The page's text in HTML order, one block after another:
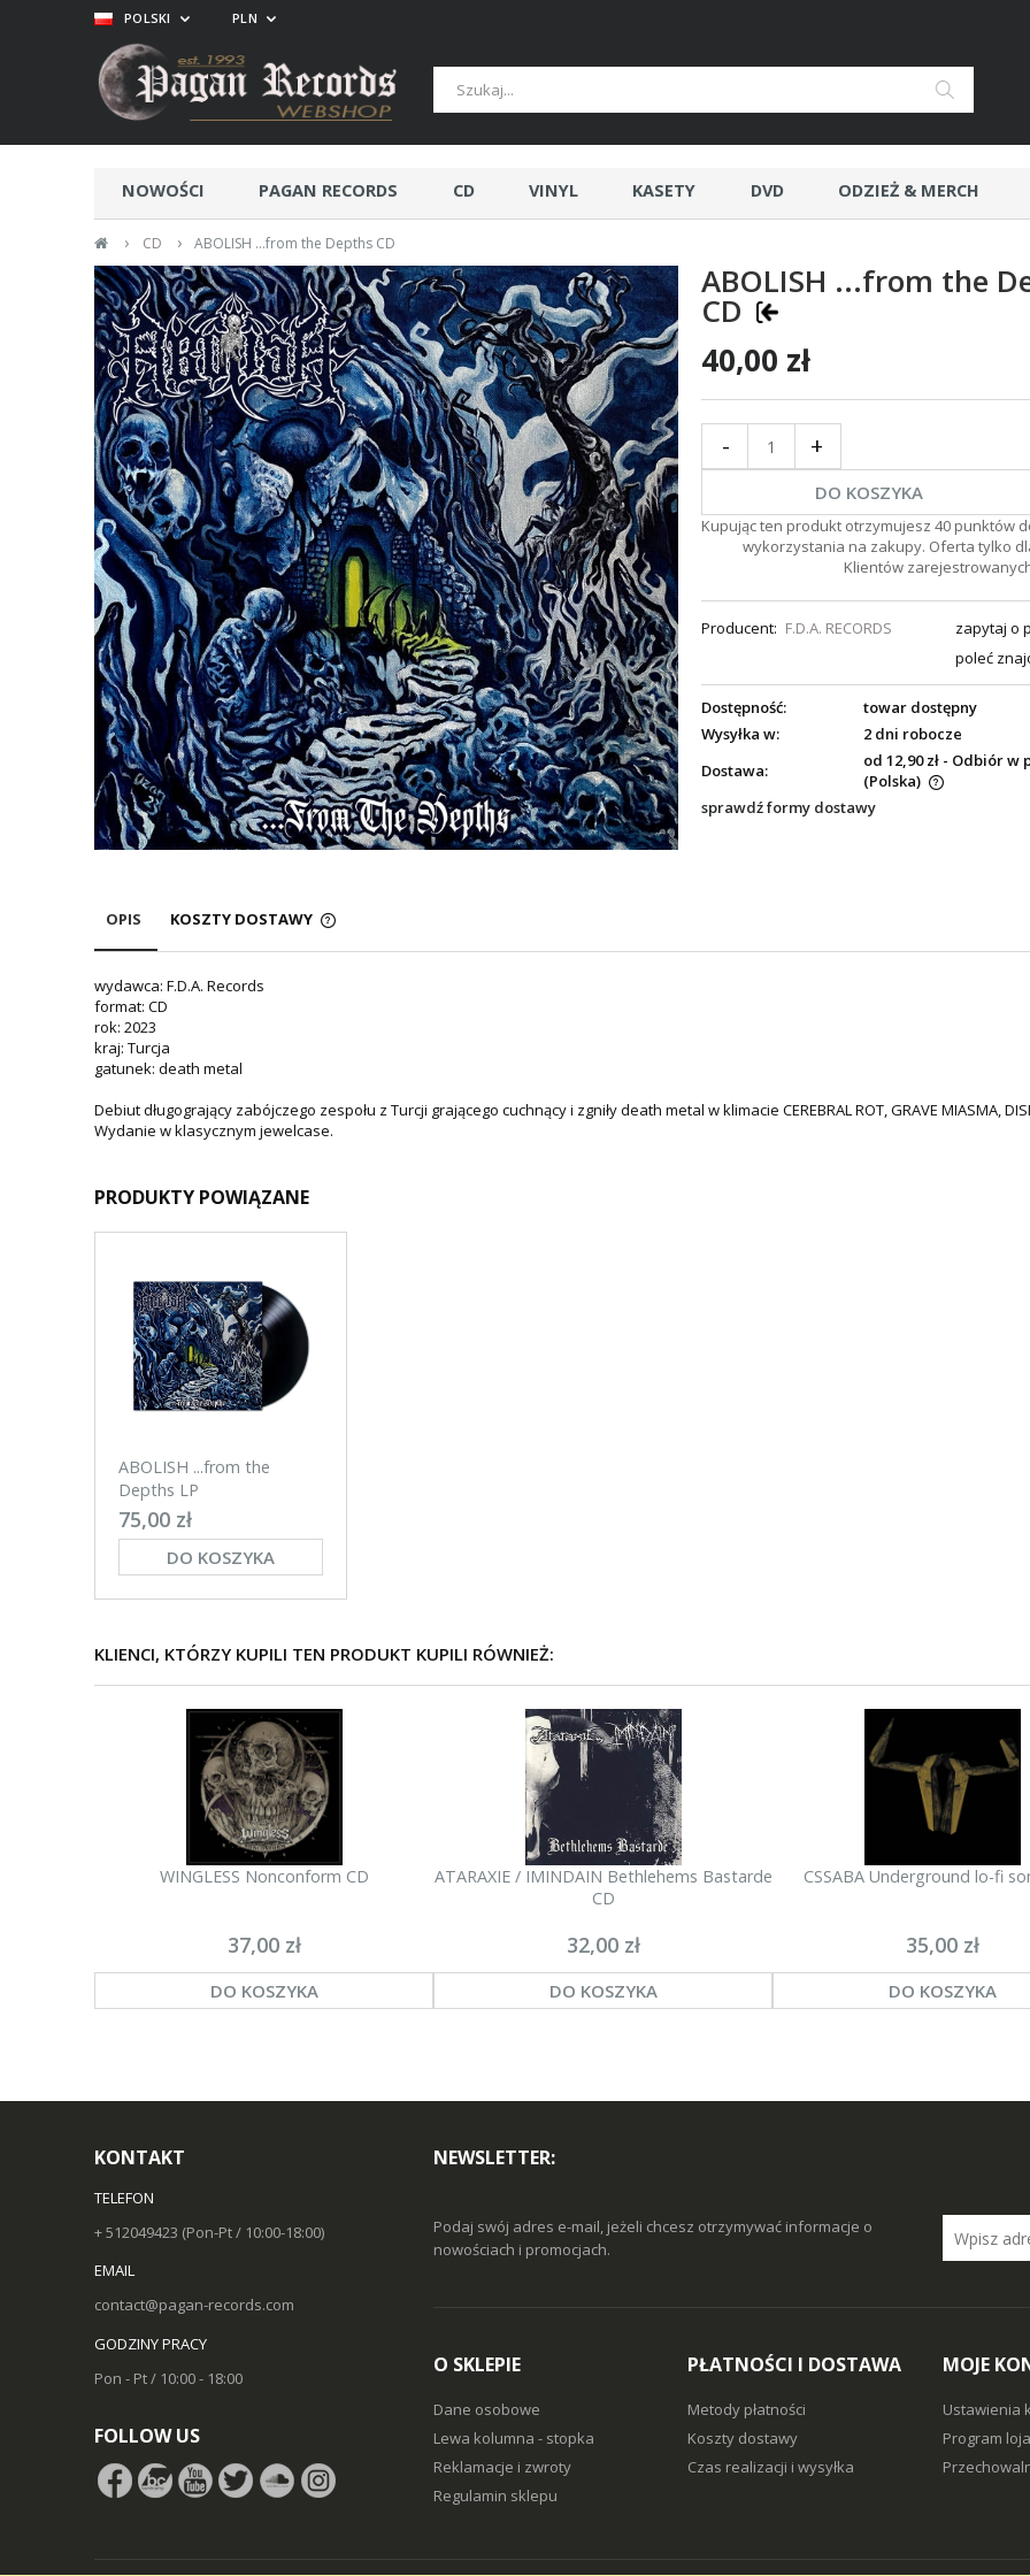
NOWOŚCI PAGAN RECORDS CD VINYL KASETY DVD ODZIEŻ & MERCH
› CD › ABOLISH ...from the Depths CD
POLSKI PLN
ABOLISH ...from the
CD
40,00 zł
- +
DO KOSZYKA
Kupując ten produkt otrzymujesz 40 punktów
wykorzystania na zakupy. Oferta tylko
Klientów
Producent: F.D.A. RECORDS
zapytaj o
poleć
Dostępność:
towar dostępny
Wysyłka w:
2 dni robocze
Dostawa:
od 12,90 zł - Odbiór w
(Polska)
sprawdź formy dostawy
OPIS KOSZTY DOSTAWY
wydawca: F.D.A. Records
format: CD
rok: 2023
kraj: Turcja
gatunek: death metal
Debiut długogrający zabójczego zespołu z Turcji grającego cuchnący i zgniły death metal w klimacie CEREBRAL ROT, GRAVE MIASMA,
Wydanie w klasycznym jewelcase.
PRODUKTY POWIĄZANE
ABOLISH ...from the
Depths LP
75,00 zł
DO KOSZYKA
KLIENCI, KTÓRZY KUPILI TEN PRODUKT KUPILI RÓWNIEŻ:
WINGLESS Nonconform CD
37,00 zł
DO KOSZYKA
ATARAXIE / IMINDAIN Bethlehems Bastarde
CD
32,00 zł
DO KOSZYKA
CSSABA Underground lo-fi
35,00 zł
DO KOSZYKA
KONTAKT
TELEFON
+ 512049423 (Pon-Pt / 10:00-18:00)
EMAIL
contact@pagan-records.com
GODZINY PRACY
Pon - Pt / 10:00 - 18:00
FOLLOW US
NEWSLETTER:
Podaj swój adres e-mail, jeżeli chcesz otrzymywać informacje o
nowościach i promocjach.
O SKLEPIE
Dane osobowe
Lewa kolumna - stopka
Reklamacje i zwroty
Regulamin sklepu
PŁATNOŚCI I DOSTAWA
Metody płatności
Koszty dostawy
Czas realizacji i wysyłka
MOJE
Ustawienia
Program